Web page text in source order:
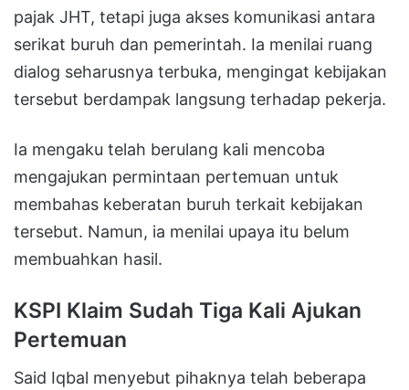
pajak JHT, tetapi juga akses komunikasi antara
serikat buruh dan pemerintah. Ia menilai ruang
dialog seharusnya terbuka, mengingat kebijakan
tersebut berdampak langsung terhadap pekerja.
Ia mengaku telah berulang kali mencoba
mengajukan permintaan pertemuan untuk
membahas keberatan buruh terkait kebijakan
tersebut. Namun, ia menilai upaya itu belum
membuahkan hasil.
KSPI Klaim Sudah Tiga Kali Ajukan
Pertemuan
Said Iqbal menyebut pihaknya telah beberapa